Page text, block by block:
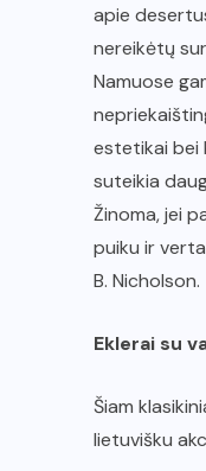
apie
nereikėtų
Namuose
estetikai bei
suteikia
Žinoma, jei
puiku ir
B. Nicholson.
Eklerai su
Šiam
lietuvišku